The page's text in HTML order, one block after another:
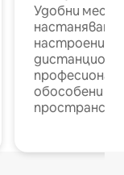
Удобни
настаняване
настроени и
обособени